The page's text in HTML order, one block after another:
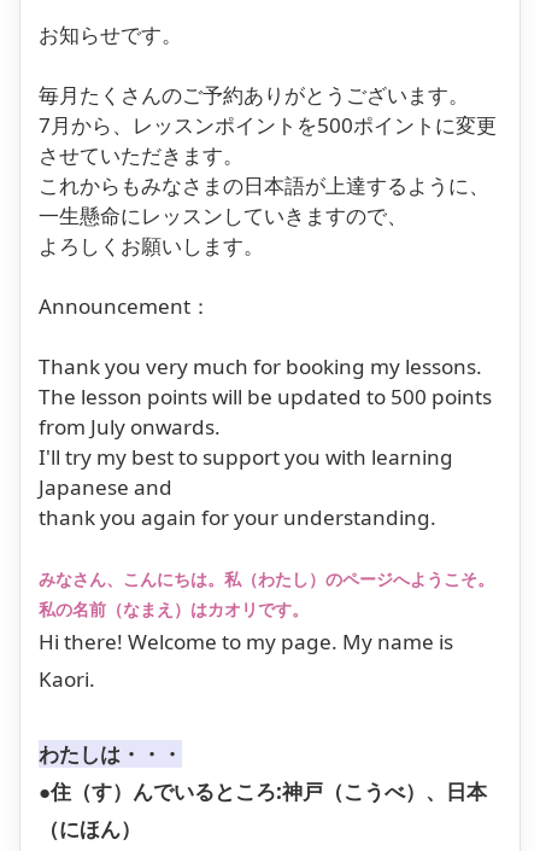
お知らせです。
毎月たくさんのご予約ありがとうございます。
7月から、レッスンポイントを500ポイントに変更
させていただきます。
これからもみなさまの日本語が上達するように、
一生懸命にレッスンしていきますので、
よろしくお願いします。
Announcement：
Thank you very much for booking my lessons.
The lesson points will be updated to 500 points
from July onwards.
I'll try my best to support you with learning
Japanese and
thank you again for your understanding.
みなさん、こんにちは。私（わたし）のページへようこそ。
私の名前（なまえ）はカオリです。
Hi there! Welcome to my page. My name is
Kaori.
わたしは・・・
●住（す）んでいるところ:神戸（こうべ）、日本
（にほん）